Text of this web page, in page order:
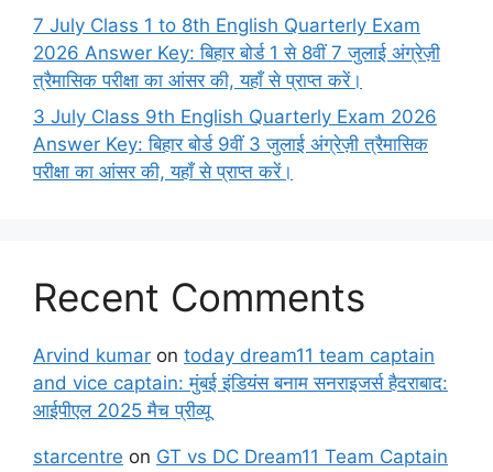
7 July Class 1 to 8th English Quarterly Exam
2026 Answer Key: बिहार बोर्ड 1 से 8वीं 7 जुलाई अंग्रेज़ी
त्रैमासिक परीक्षा का आंसर की, यहाँ से प्राप्त करें।
3 July Class 9th English Quarterly Exam 2026
Answer Key: बिहार बोर्ड 9वीं 3 जुलाई अंग्रेज़ी त्रैमासिक
परीक्षा का आंसर की, यहाँ से प्राप्त करें।
Recent Comments
Arvind kumar on today dream11 team captain
and vice captain: मुंबई इंडियंस बनाम सनराइजर्स हैदराबाद:
आईपीएल 2025 मैच प्रीव्यू
starcentre on GT vs DC Dream11 Team Captain